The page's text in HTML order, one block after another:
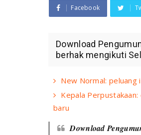
Facebook
Download
berhak mengikuti
New Normal:
Kepala
baru
Download